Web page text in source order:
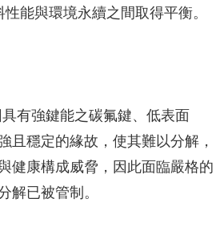
能與環境永續之間取得平衡。
有強鍵能之碳氟鍵、低表面
穩定的緣故，使其難以分解，
健康構成威脅，因此面臨嚴格的
已被管制。